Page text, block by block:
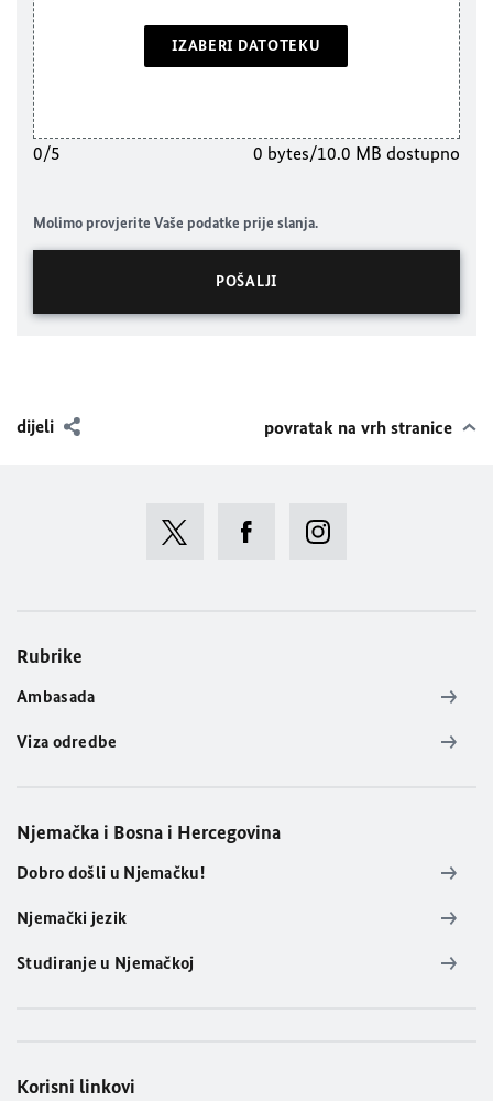
IZABERI DATOTEKU
0/5 0 bytes/10.0 MB dostupno
Molimo provjerite Vaše podatke prije slanja.
dijeli povratak na vrh stranice
Rubrike
Ambasada
Viza odredbe
Njemačka i Bosna i Hercegovina
Dobro došli u Njemačku!
Njemački jezik
Studiranje u Njemačkoj
Korisni linkovi